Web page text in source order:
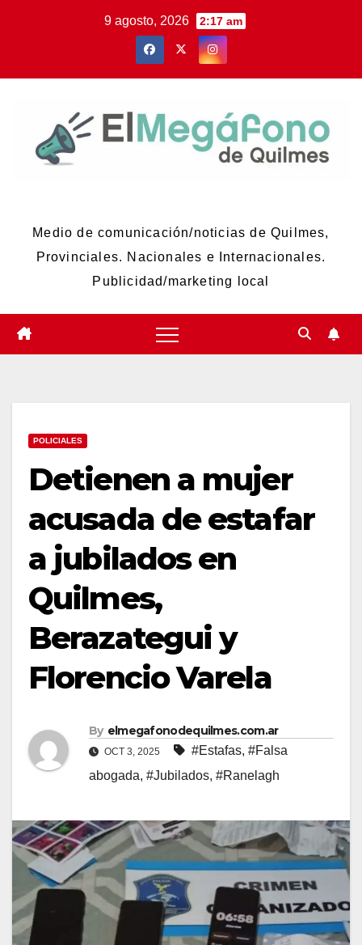
9 agosto, 2026 2:17 am
Medio de comunicación/noticias de Quilmes,
Provinciales. Nacionales e Internacionales.
Publicidad/marketing local
POLICIALES
Detienen a mujer
acusada de estafar
a jubilados en
Quilmes,
Berazategui y
Florencio Varela
By elmegafonodequilmes.com.ar
OCT 3, 2025 #Estafas, #Falsa
abogada, #Jubilados, #Ranelagh